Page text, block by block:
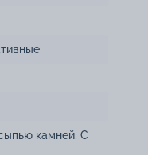
камней, С